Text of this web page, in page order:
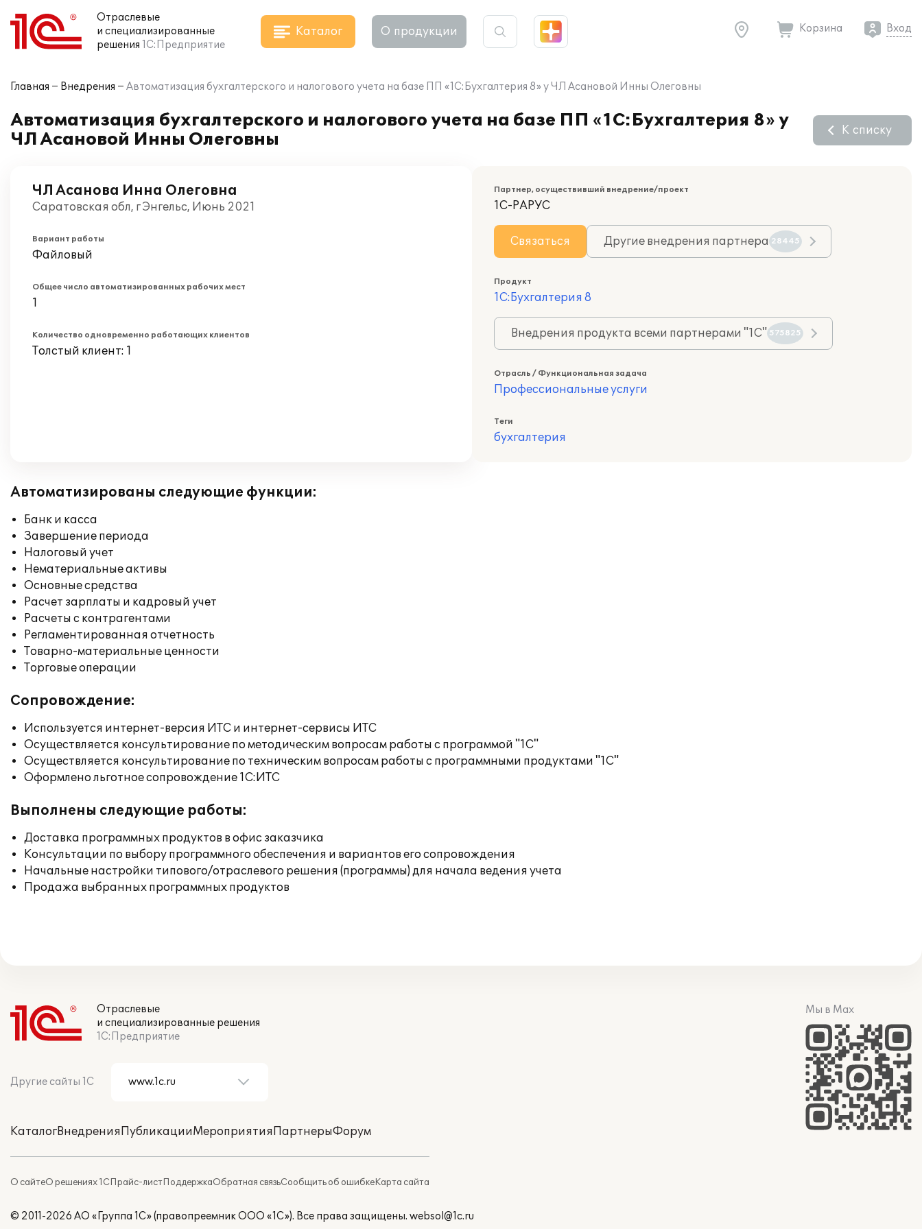
Отраслевые
и специализированные
решения 1С:Предприятие
Каталог О продукции Корзина Вход
Главная Внедрения Автоматизация бухгалтерского и налогового учета на базе ПП «1С:Бухгалтерия 8» у ЧЛ Асановой Инны Олеговны
Автоматизация бухгалтерского и налогового учета на базе ПП «1С:Бухгалтерия 8» у
ЧЛ Асановой Инны Олеговны
К списку
ЧЛ Асанова Инна Олеговна
Саратовская обл, г Энгельс, Июнь 2021
Вариант работы
Файловый
Общее число автоматизированных рабочих мест
1
Количество одновременно работающих клиентов
Толстый клиент: 1
Партнер, осуществивший внедрение/проект
1С-РАРУС
Связаться Другие внедрения партнера 28445
Продукт
1С:Бухгалтерия 8
Внедрения продукта всеми партнерами "1С" 575825
Отрасль / Функциональная задача
Профессиональные услуги
Теги
бухгалтерия
Автоматизированы следующие функции:
Банк и касса
Завершение периода
Налоговый учет
Нематериальные активы
Основные средства
Расчет зарплаты и кадровый учет
Расчеты с контрагентами
Регламентированная отчетность
Товарно-материальные ценности
Торговые операции
Сопровождение:
Используется интернет-версия ИТС и интернет-сервисы ИТС
Осуществляется консультирование по методическим вопросам работы с программой "1С"
Осуществляется консультирование по техническим вопросам работы с программными продуктами "1С"
Оформлено льготное сопровождение 1С:ИТС
Выполнены следующие работы:
Доставка программных продуктов в офис заказчика
Консультации по выбору программного обеспечения и вариантов его сопровождения
Начальные настройки типового/отраслевого решения (программы) для начала ведения учета
Продажа выбранных программных продуктов
Отраслевые
и специализированные решения
1С:Предприятие
Другие сайты 1С
КаталогВнедренияПубликацииМероприятияПартнерыФорум
О сайтеО решениях 1СПрайс-листПоддержкаОбратная связьСообщить об ошибкеКарта сайта
Мы в Max
© 2011-2026 АО «Группа 1С» (правопреемник ООО «1С»). Все права защищены. websol@1c.ru